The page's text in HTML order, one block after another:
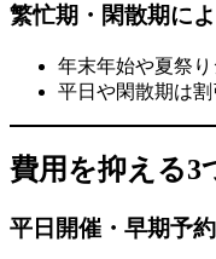
繁忙期・閑散期に
年末年始や夏祭
平日や閑散期は
費用を抑える3
平日開催・早期予